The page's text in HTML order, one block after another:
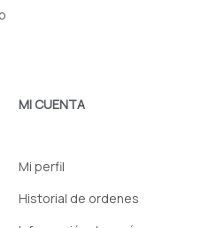
MI CUENTA
Mi perfil
Historial de ordenes